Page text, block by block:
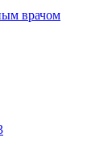
врачом